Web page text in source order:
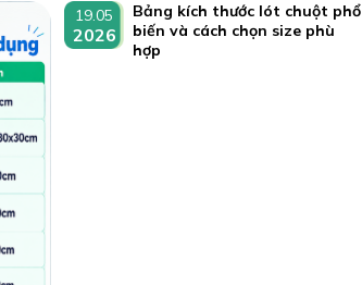
19.05
2026
Bảng kích thước lót chuột phổ
biến và cách chọn size phù
hợp